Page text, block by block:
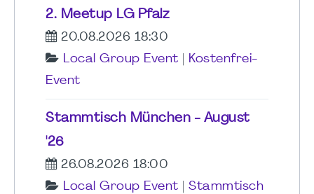
2. Meetup LG Pfalz
20.08.2026 18:30
Local Group Event
Kostenfrei-
Event
Stammtisch München - August
'26
26.08.2026 18:00
Local Group Event
Stammtisch